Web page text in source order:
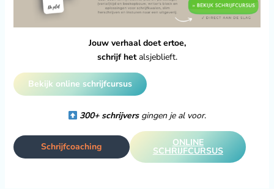
Jouw verhaal doet ertoe,
schrijf hetalsjeblieft.
Bekijk online schrijfcursus
300+ schrijvers gingen je al voor.
Schrijfcoaching ONLINE
SCHRIJFCURSUS